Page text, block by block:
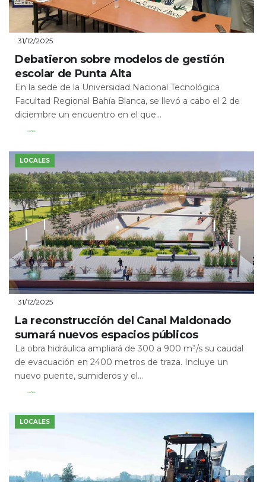
31/12/2025
Debatieron sobre modelos de gestión
escolar de Punta Alta
En la sede de la Universidad Nacional Tecnológica
Facultad Regional Bahía Blanca, se llevó a cabo el 2 de
diciembre un encuentro en el que...
Leer Más
LOCALES
31/12/2025
La reconstrucción del Canal Maldonado
sumará nuevos espacios públicos
La obra hidráulica ampliará de 300 a 900 m³/s su caudal
de evacuación en 2400 metros de traza. Incluye un
nuevo puente, sumideros y el...
Leer Más
LOCALES